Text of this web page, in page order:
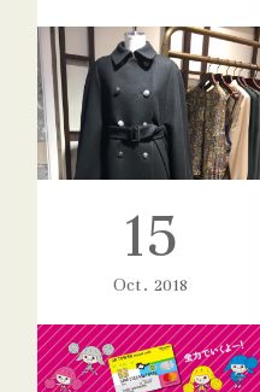
エキゾチックフラワープリント
15
Oct 2018